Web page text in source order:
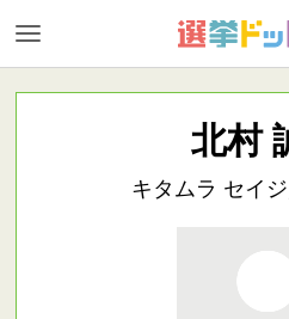
北村
キタムラ セイ